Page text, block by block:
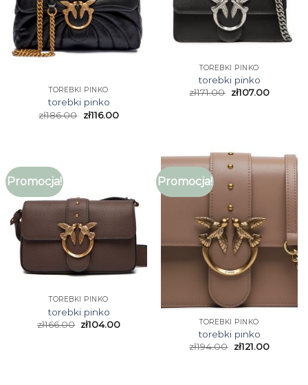
TOREBKI PINKO
torebki pinko
zł186.00 zł116.00
TOREBKI PINKO
torebki pinko
zł171.00 zł107.00
Promocja!
TOREBKI PINKO
torebki pinko
zł166.00 zł104.00
Promocja!
TOREBKI PINKO
torebki pinko
zł194.00 zł121.00